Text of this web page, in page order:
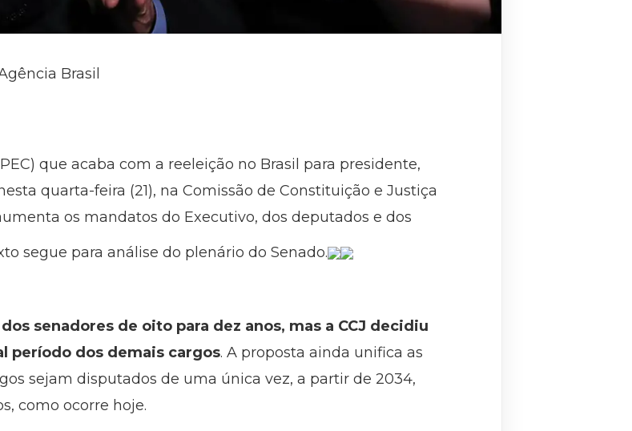
Brasil
que acaba com a reeleição no Brasil para presidente,
quarta-feira (21), na Comissão de Constituição e Justiça
os mandatos do Executivo, dos deputados e dos
segue para análise do plenário do Senado.
senadores de oito para dez anos, mas a CCJ decidiu
período dos demais cargos. A proposta ainda unifica as
sejam disputados de uma única vez, a partir de 2034,
como ocorre hoje.